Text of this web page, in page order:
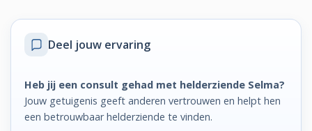
Deel jouw ervaring
Heb jij een consult gehad met helderziende Selma?
Jouw getuigenis geeft anderen vertrouwen en helpt hen
een betrouwbaar helderziende te vinden.